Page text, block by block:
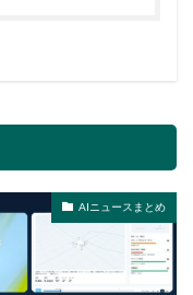
AIニュースまとめ